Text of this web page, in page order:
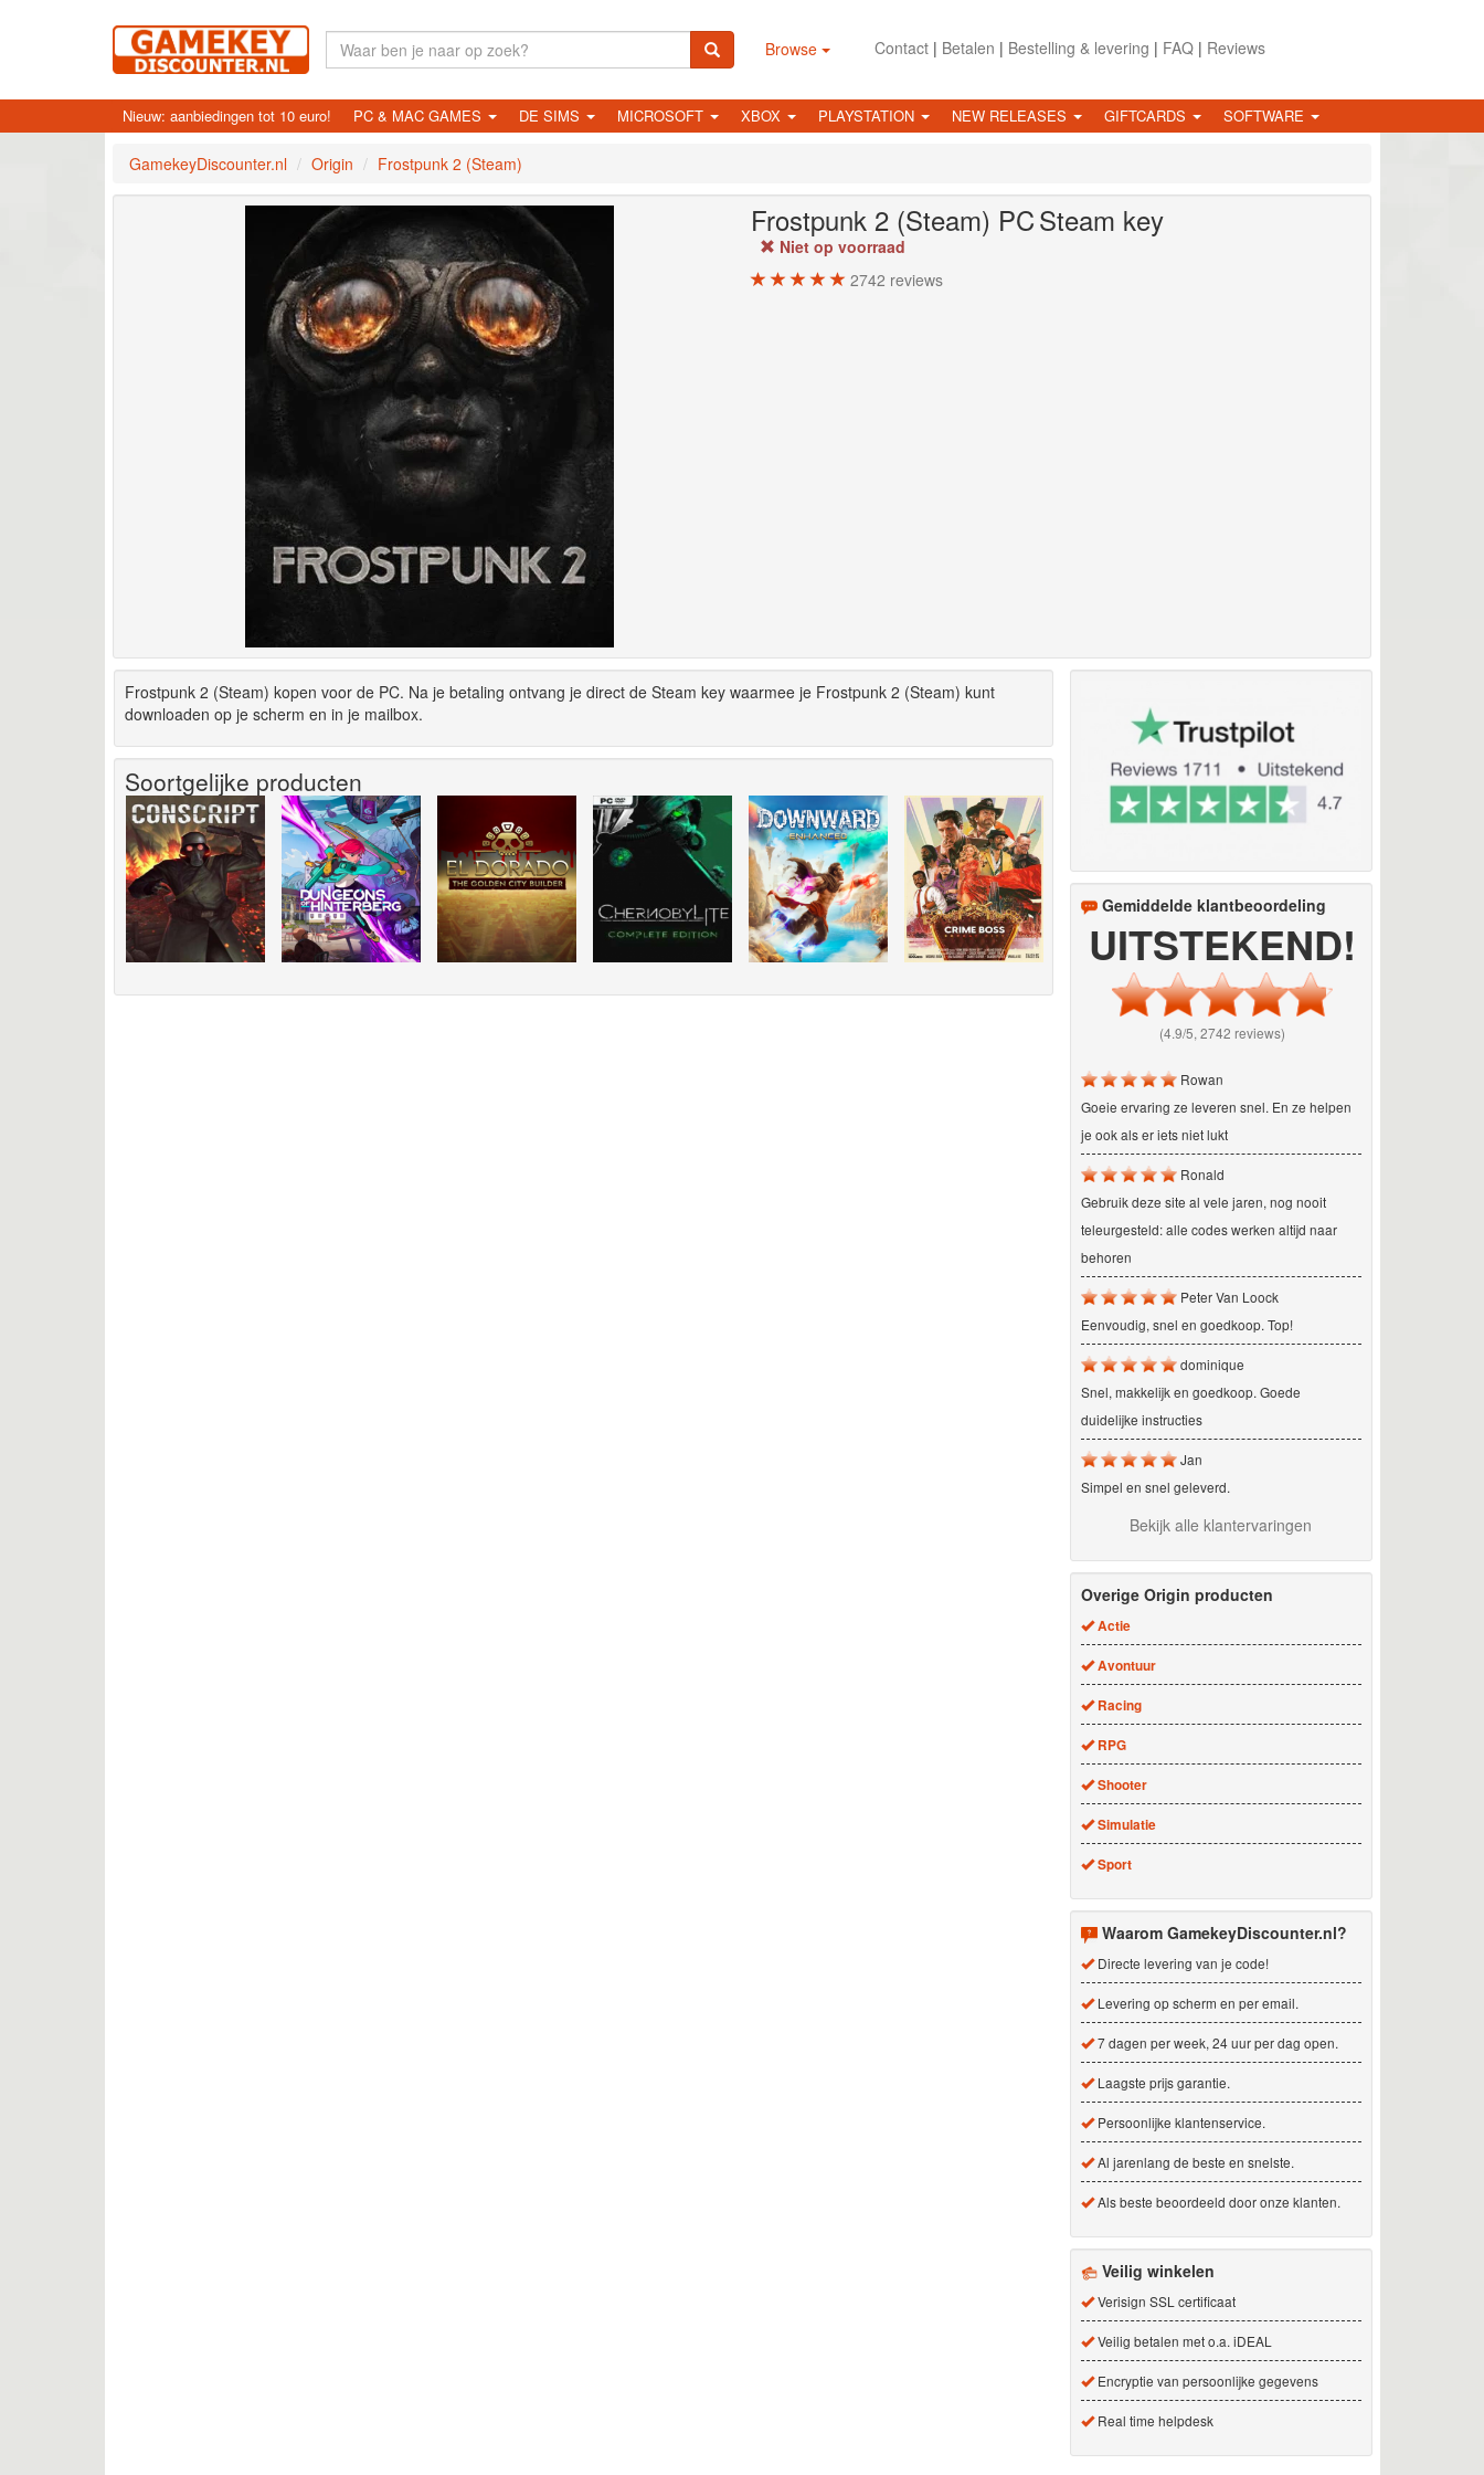
Browse Contact| Betalen | Bestelling & levering | FAQ| Reviews
Nieuw: aanbiedingen tot 10 euro! PC & MAC GAMES DE SIMS MICROSOFT XBOX PLAYSTATION NEW RELEASES GIFTCARDS SOFTWARE
GamekeyDiscounter.nl Origin Frostpunk 2 (Steam)
Frostpunk 2 (Steam) PCSteam key
Niet op voorraad
2742 reviews
Frostpunk 2 (Steam) kopen voor de PC. Na je betaling ontvang je direct de Steam key waarmee je Frostpunk 2 (Steam) kunt
downloaden op je scherm en in je mailbox.
Soortgelijke producten
Gemiddelde klantbeoordeling
UITSTEKEND!
(4.9/5, 2742 reviews)
Rowan
Goeie ervaring ze leveren snel. En ze helpen
je ook als er iets niet lukt
Ronald
Gebruik deze site al vele jaren, nog nooit
teleurgesteld: alle codes werken altijd naar
behoren
Peter Van Loock
Eenvoudig, snel en goedkoop. Top!
dominique
Snel, makkelijk en goedkoop. Goede
duidelijke instructies
Jan
Simpel en snel geleverd.
Bekijk alle klantervaringen
Overige Origin producten
Actie
Avontuur
Racing
RPG
Shooter
Simulatie
Sport
Waarom GamekeyDiscounter.nl?
Directe levering van je code!
Levering op scherm en per email.
7 dagen per week, 24 uur per dag open.
Laagste prijs garantie.
Persoonlijke klantenservice.
Al jarenlang de beste en snelste.
Als beste beoordeeld door onze klanten.
Veilig winkelen
Verisign SSL certificaat
Veilig betalen met o.a. iDEAL
Encryptie van persoonlijke gegevens
Real time helpdesk